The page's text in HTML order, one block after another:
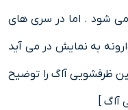
شود . اما در سری های
به نمایش در می آید
ظرفشویی آاگ را توضیح
آاگ ]